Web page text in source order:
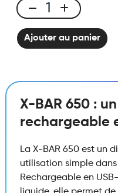
X-
BAR
650
quantité
Ajouter au panier
X-BAR 650 :
rechargeable
La X-BAR 650 est un
utilisation simple
Rechargeable en